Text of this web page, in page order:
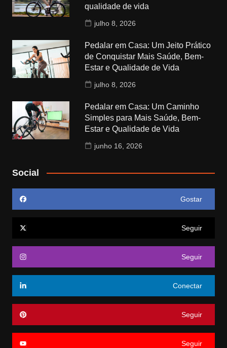
qualidade de vida
julho 8, 2026
Pedalar em Casa: Um Jeito Prático
de Conquistar Mais Saúde, Bem-
Estar e Qualidade de Vida
julho 8, 2026
Pedalar em Casa: Um Caminho
Simples para Mais Saúde, Bem-
Estar e Qualidade de Vida
junho 16, 2026
Social
Gostar
Seguir
Seguir
Conectar
Seguir
Seguir